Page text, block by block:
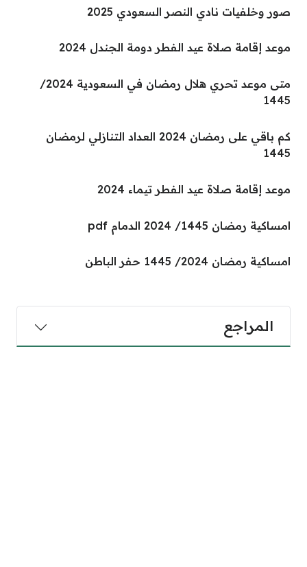
صور وخلفيات نادي النصر السعودي 2025
موعد إقامة صلاة عيد الفطر دومة الجندل 2024
متى موعد تحري هلال رمضان في السعودية 2024/
1445
كم باقي على رمضان 2024 العداد التنازلي لرمضان
1445
موعد إقامة صلاة عيد الفطر تيماء 2024
امساكية رمضان 1445/ 2024 الدمام pdf
امساكية رمضان 2024/ 1445 حفر الباطن
المراجع